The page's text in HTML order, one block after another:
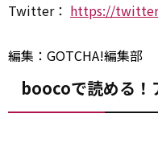
Twitter： https://
編集：GOTCHA!編集部
boocoで読める！